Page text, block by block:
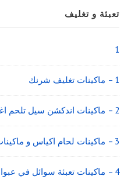
Sidebar
Widget
Area
تعبئة و تغليف
1
1 – ماكينات تغليف شرنك
2 – ماكينات اندكشن سيل تلحم اغطية العبوات البلاستيكية
3 – ماكينات لحام اكياس و ماكينات طباعة تاريخ
4 – ماكينات تعبئة سوائل في عبوات و أكياس